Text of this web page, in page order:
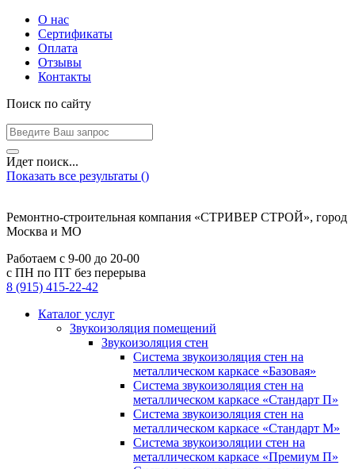
О нас
Сертификаты
Оплата
Отзывы
Контакты
Поиск по сайту
Идет поиск...
Показать все результаты ()
Ремонтно-строительная компания «СТРИВЕР СТРОЙ», город
Москва и МО
Работаем с 9-00 до 20-00
с ПН по ПТ без перерыва
8 (915) 415-22-42
Каталог услуг
Звукоизоляция помещений
Звукоизоляция стен
Система звукоизоляция стен на
металлическом каркасе «Базовая»
Система звукоизоляция стен на
металлическом каркасе «Стандарт П»
Система звукоизоляция стен на
металлическом каркасе «Стандарт М»
Система звукоизоляции стен на
металлическом каркасе «Премиум П»